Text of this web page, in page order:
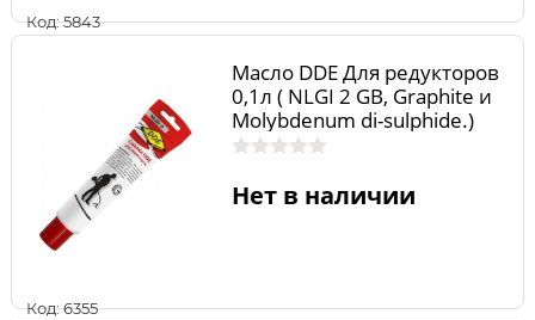
Код: 5843
Код: 6355
Масло DDE Для редукторов
0,1л ( NLGI 2 GB, Graphite и
Molybdenum di-sulphide.)
Нет в наличии